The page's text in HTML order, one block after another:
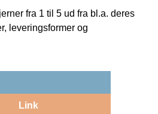
fra 1 til 5 ud fra bl.a. deres
leveringsformer og
Link